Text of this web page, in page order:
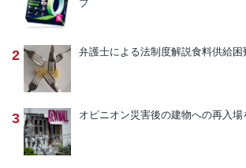
プ
2 弁護士による法制度解説食料供給困
3 オピニオン災害後の建物への再入